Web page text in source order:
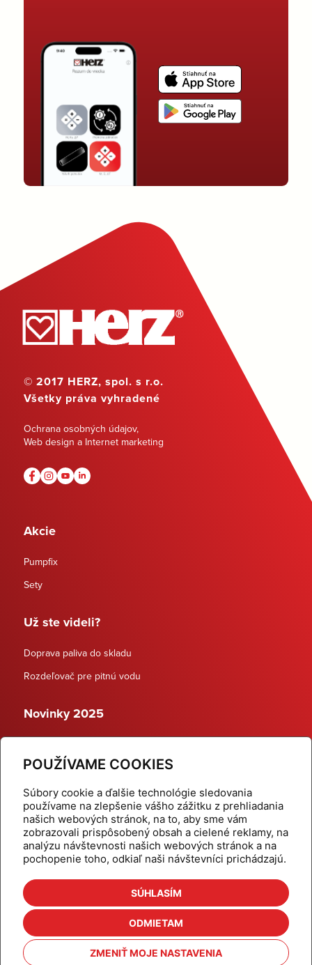
POUŽÍVAME COOKIES
Súbory cookie a ďalšie technológie sledovania
používame na zlepšenie vášho zážitku z prehliadania
našich webových stránok, na to, aby sme vám
zobrazovali prispôsobený obsah a cielené reklamy, na
analýzu návštevnosti našich webových stránok a na
pochopenie toho, odkiaľ naši návštevníci prichádzajú.
SÚHLASÍM
ODMIETAM
ZMENIŤ MOJE NASTAVENIA
© 2017 HERZ, spol. s r.o.
Všetky práva vyhradené
Ochrana osobných údajov,
Web design a Internet marketing
Akcie
Pumpfix
Sety
Už ste videli?
Doprava paliva do skladu
Rozdeľovač pre pitnú vodu
Novinky 2025
Dynamické termostatické ventily
Domov
Produkty
Aktuality
Odber šikovné tipy
Kalkulačky
Cenníky
Na stiahnutie
Referencie
Kontakt